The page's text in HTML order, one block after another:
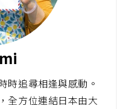
時追尋相逢與感動。
全方位連結日本由大